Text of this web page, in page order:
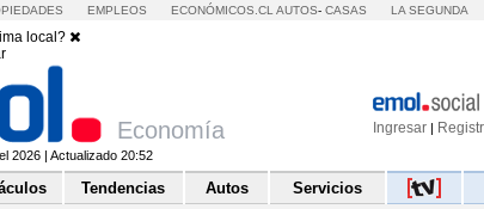
EMPLEOS ECONÓMICOS.CL AUTOS- CASAS LA SEGUNDA
local?
Ingresar |
Economía
2026 | Actualizado 20:52
Tendencias Autos Servicios